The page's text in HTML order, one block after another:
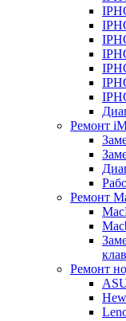
Ремонт
Ремонт
Ремонт